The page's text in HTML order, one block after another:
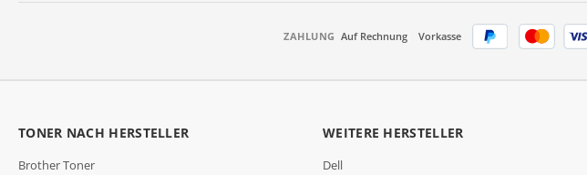
ZAHLUNG Auf Rechnung Vorkasse
TONER NACH HERSTELLER
Brother Toner
WEITERE HERSTELLER
Dell